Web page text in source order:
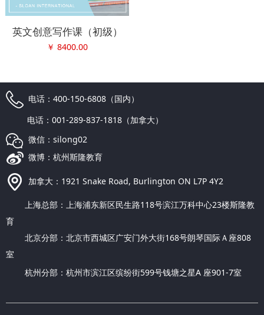
英文创意写作课（初级）
￥ 8400.00
电话：400-150-6808（国内）
电话：001-289-837-1818（加拿大）
微信：silong02
微博：杭州斯隆教育
加拿大：1921 Snake Road, Burlington ON L7P 4Y2
上海总部：上海浦东新区民生路118号滨江万科中心23楼斯隆教
育
北京分部：北京市西城区广安门外大街168号朗琴国际Ａ座808
室
杭州分部：杭州市滨江区缤纷街599号钱塘之星A 座901-7室